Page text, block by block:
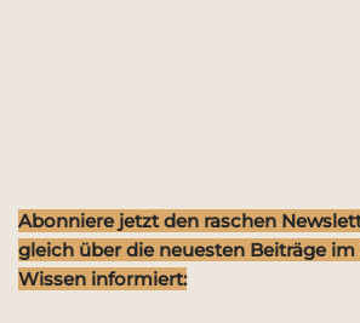
Abonniere jetzt den raschen
gleich über die neuesten Beiträge
Wissen informiert: